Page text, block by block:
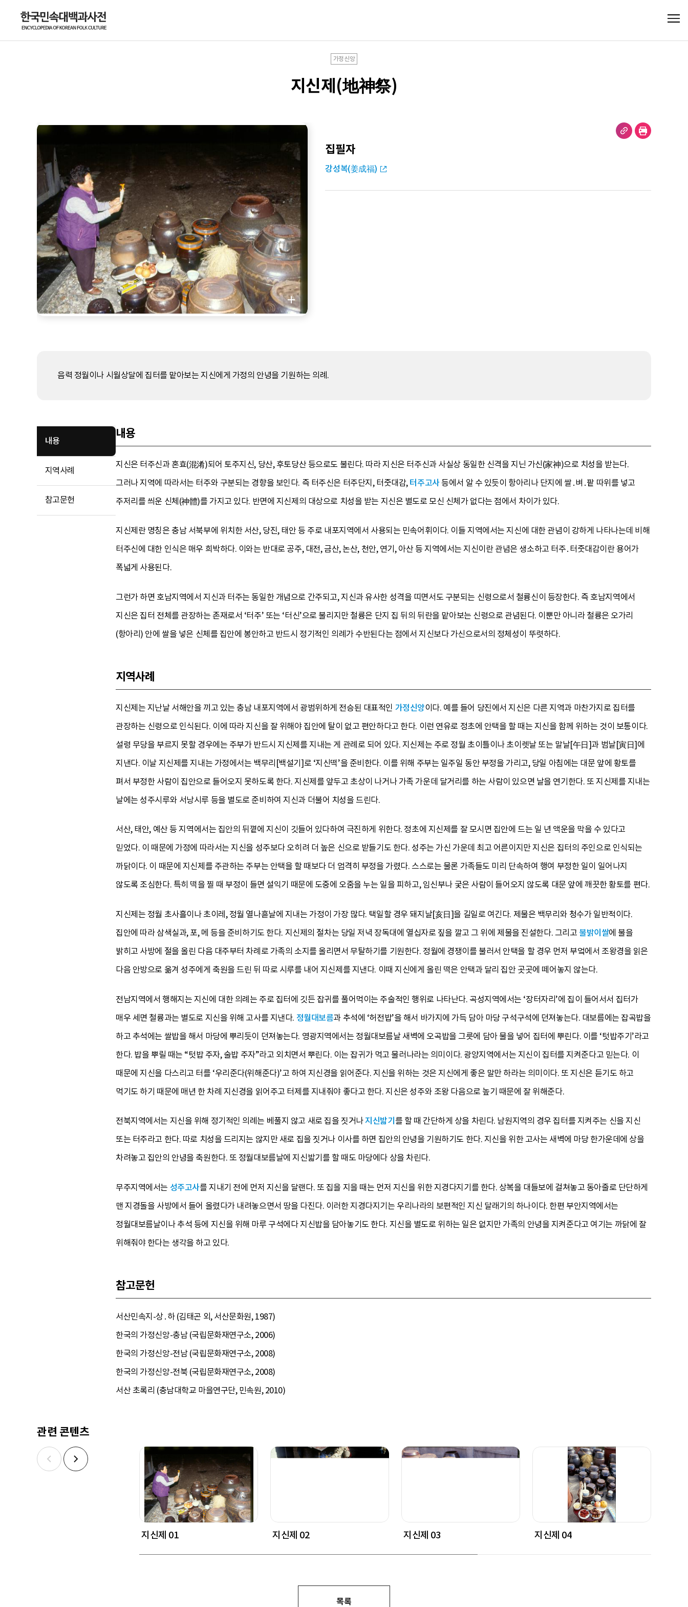
가정신앙
지신제(地神祭)
집필자
강성복(姜成福)
음력 정월이나 시월상달에 집터를 맡아보는 지신에게 가정의 안녕을 기원하는 의례.
내용
지역사례
참고문헌
내용
지신은 터주신과 혼효(混淆)되어 토주지신, 당산, 후토당산 등으로도 불린다. 따라 지신은 터주신과 사실상 동일한 신격을 지닌 가신(家神)으로 치성을 받는다.
그러나 지역에 따라서는 터주와 구분되는 경향을 보인다. 즉 터주신은 터주단지, 터줏대감,터주고사등에서 알 수 있듯이 항아리나 단지에 쌀․벼․팥 따위를 넣고
주저리를 씌운 신체(神體)를 가지고 있다. 반면에 지신제의 대상으로 치성을 받는 지신은 별도로 모신 신체가 없다는 점에서 차이가 있다.
지신제란 명칭은 충남 서북부에 위치한 서산, 당진, 태안 등 주로 내포지역에서 사용되는 민속어휘이다. 이들 지역에서는 지신에 대한 관념이 강하게 나타나는데 비해
터주신에 대한 인식은 매우 희박하다. 이와는 반대로 공주, 대전, 금산, 논산, 천안, 연기, 아산 등 지역에서는 지신이란 관념은 생소하고 터주․터줏대감이란 용어가
폭넓게 사용된다.
그런가 하면 호남지역에서 지신과 터주는 동일한 개념으로 간주되고, 지신과 유사한 성격을 띠면서도 구분되는 신령으로서 철륭신이 등장한다. 즉 호남지역에서
지신은 집터 전체를 관장하는 존재로서 ‘터주’ 또는 ‘터신’으로 불리지만 철륭은 단지 집 뒤의 뒤란을 맡아보는 신령으로 관념된다. 이뿐만 아니라 철륭은 오가리
(항아리) 안에 쌀을 넣은 신체를 집안에 봉안하고 반드시 정기적인 의례가 수반된다는 점에서 지신보다 가신으로서의 정체성이 뚜렷하다.
지역사례
지신제는 지난날 서해안을 끼고 있는 충남 내포지역에서 광범위하게 전승된 대표적인 가정신앙이다. 예를 들어 당진에서 지신은 다른 지역과 마찬가지로 집터를
관장하는 신령으로 인식된다. 이에 따라 지신을 잘 위해야 집안에 탈이 없고 편안하다고 한다. 이런 연유로 정초에 안택을 할 때는 지신을 함께 위하는 것이 보통이다.
설령 무당을 부르지 못할 경우에는 주부가 반드시 지신제를 지내는 게 관례로 되어 있다. 지신제는 주로 정월 초이틀이나 초이렛날 또는 말날[午日]과 범날[寅日]에
지낸다. 이날 지신제를 지내는 가정에서는 백무리[백설기]로 ‘지신떡’을 준비한다. 이를 위해 주부는 일주일 동안 부정을 가리고, 당일 아침에는 대문 앞에 황토를
펴서 부정한 사람이 집안으로 들어오지 못하도록 한다. 지신제를 앞두고 초상이 나거나 가족 가운데 달거리를 하는 사람이 있으면 날을 연기한다. 또 지신제를 지내는
날에는 성주시루와 서낭시루 등을 별도로 준비하여 지신과 더불어 치성을 드린다.
서산, 태안, 예산 등 지역에서는 집안의 뒤꼍에 지신이 깃들어 있다하여 극진하게 위한다. 정초에 지신제를 잘 모시면 집안에 드는 일 년 액운을 막을 수 있다고
믿었다. 이 때문에 가정에 따라서는 지신을 성주보다 오히려 더 높은 신으로 받들기도 한다. 성주는 가신 가운데 최고 어른이지만 지신은 집터의 주인으로 인식되는
까닭이다. 이 때문에 지신제를 주관하는 주부는 안택을 할 때보다 더 엄격히 부정을 가렸다. 스스로는 물론 가족들도 미리 단속하여 행여 부정한 일이 일어나지
않도록 조심한다. 특히 떡을 찔 때 부정이 들면 설익기 때문에 도중에 오줌을 누는 일을 피하고, 임신부나 궂은 사람이 들어오지 않도록 대문 앞에 깨끗한 황토를 편다.
지신제는 정월 초사흘이나 초이레, 정월 열나흗날에 지내는 가정이 가장 많다. 택일할 경우 돼지날[亥日]을 길일로 여긴다. 제물은 백무리와 청수가 일반적이다.
집안에 따라 삼색실과, 포, 메 등을 준비하기도 한다. 지신제의 절차는 당일 저녁 장독대에 열십자로 짚을 깔고 그 위에 제물을 진설한다. 그리고불밝이쌀에 불을
밝히고 사방에 절을 올린 다음 대주부터 차례로 가족의 소지를 올리면서 무탈하기를 기원한다. 정월에 경쟁이를 불러서 안택을 할 경우 먼저 부엌에서 조왕경을 읽은
다음 안방으로 옮겨 성주에게 축원을 드린 뒤 따로 시루를 내어 지신제를 지낸다. 이때 지신에게 올린 떡은 안택과 달리 집안 곳곳에 떼어놓지 않는다.
전남지역에서 행해지는 지신에 대한 의례는 주로 집터에 깃든 잡귀를 풀어먹이는 주술적인 행위로 나타난다. 곡성지역에서는 ‘장터자리’에 집이 들어서서 집터가
매우 세면 철륭과는 별도로 지신을 위해 고사를 지낸다. 정월대보름과 추석에 ‘허전밥’을 해서 바가지에 가득 담아 마당 구석구석에 던져놓는다. 대보름에는 잡곡밥을
하고 추석에는 쌀밥을 해서 마당에 뿌리듯이 던져놓는다. 영광지역에서는 정월대보름날 새벽에 오곡밥을 그릇에 담아 물을 넣어 집터에 뿌린다. 이를 ‘텃밥주기’라고
한다. 밥을 뿌릴 때는 “텃밥 주자, 술밥 주자”라고 외치면서 뿌린다. 이는 잡귀가 먹고 물러나라는 의미이다. 광양지역에서는 지신이 집터를 지켜준다고 믿는다. 이
때문에 지신을 다스리고 터를 ‘우리준다(위해준다)’고 하여 지신경을 읽어준다. 지신을 위하는 것은 지신에게 좋은 말만 하라는 의미이다. 또 지신은 듣기도 하고
먹기도 하기 때문에 매년 한 차례 지신경을 읽어주고 터제를 지내줘야 좋다고 한다. 지신은 성주와 조왕 다음으로 높기 때문에 잘 위해준다.
전북지역에서는 지신을 위해 정기적인 의례는 베풀지 않고 새로 집을 짓거나지신밟기 를 할 때 간단하게 상을 차린다. 남원지역의 경우 집터를 지켜주는 신을 지신
또는 터주라고 한다. 따로 치성을 드리지는 않지만 새로 집을 짓거나 이사를 하면 집안의 안녕을 기원하기도 한다. 지신을 위한 고사는 새벽에 마당 한가운데에 상을
차려놓고 집안의 안녕을 축원한다. 또 정월대보름날에 지신밟기를 할 때도 마당에다 상을 차린다.
무주지역에서는 성주고사를 지내기 전에 먼저 지신을 달랜다. 또 집을 지을 때는 먼저 지신을 위한 지경다지기를 한다. 상복을 대들보에 걸쳐놓고 동아줄로 단단하게
맨 지경돌을 사방에서 들어 올렸다가 내려놓으면서 땅을 다진다. 이러한 지경다지기는 우리나라의 보편적인 지신 달래기의 하나이다. 한편 부안지역에서는
정월대보름날이나 추석 등에 지신을 위해 마루 구석에다 지신밥을 담아놓기도 한다. 지신을 별도로 위하는 일은 없지만 가족의 안녕을 지켜준다고 여기는 까닭에 잘
위해줘야 한다는 생각을 하고 있다.
참고문헌
서산민속지-상․하 (김태곤 외, 서산문화원, 1987)
한국의 가정신앙-충남 (국립문화재연구소, 2006)
한국의 가정신앙-전남 (국립문화재연구소, 2008)
한국의 가정신앙-전북 (국립문화재연구소, 2008)
서산 초록리 (충남대학교 마을연구단, 민속원, 2010)
관련 콘텐츠
지신제 01 지신제 02 지신제 03 지신제 04
목록